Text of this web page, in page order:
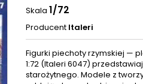
Skala 1/72
Producent Italeri
Figurki piechoty rzymskiej —
1:72 (Italeri 6047)
starożytnego. Modele z